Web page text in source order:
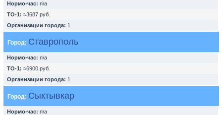
Нормо-час: n\a
ТО-1: ≈3687 руб.
Организации города: 1
Город: Ставрополь
Нормо-час: n\a
ТО-1: ≈6900 руб.
Организации города: 1
Город: Сыктывкар
Нормо-час: n\a